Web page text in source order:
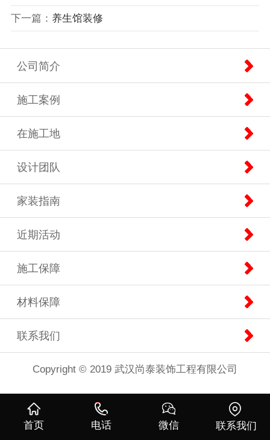
下一篇： 养生馆装修
公司简介
施工案例
在施工地
设计团队
家装指南
近期活动
施工保障
材料保障
联系我们
Copyright © 2019 武汉尚泰装饰工程有限公司
首页 电话 微信 联系我们